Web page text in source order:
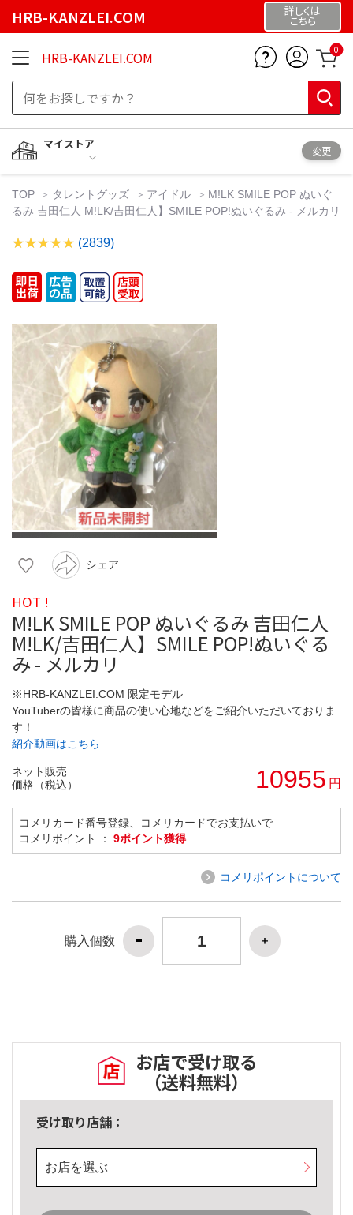
HRB-KANZLEI.COM 詳しくは
こちら
HRB-KANZLEI.COM 0
マイストア
変更
TOP タレントグッズ アイドル
M!LK SMILE POP ぬいぐ
るみ 吉田仁人 M!LK/吉田仁人】SMILE POP!ぬいぐるみ - メルカリ
(2839)
シェア
HOT !
M!LK SMILE POP ぬいぐるみ 吉田仁人
M!LK/吉田仁人】SMILE POP!ぬいぐる
み - メルカリ
※HRB-KANZLEI.COM 限定モデル
YouTuberの皆様に商品の使い心地などをご紹介いただいておりま
す！
紹介動画はこちら
ネット販売
価格（税込）
10955 円
コメリカード番号登録、コメリカードでお支払いで
コメリポイント ： 9ポイント獲得
コメリポイントについて
購入個数
お店で受け取る
（送料無料）
受け取り店舗：
お店を選ぶ